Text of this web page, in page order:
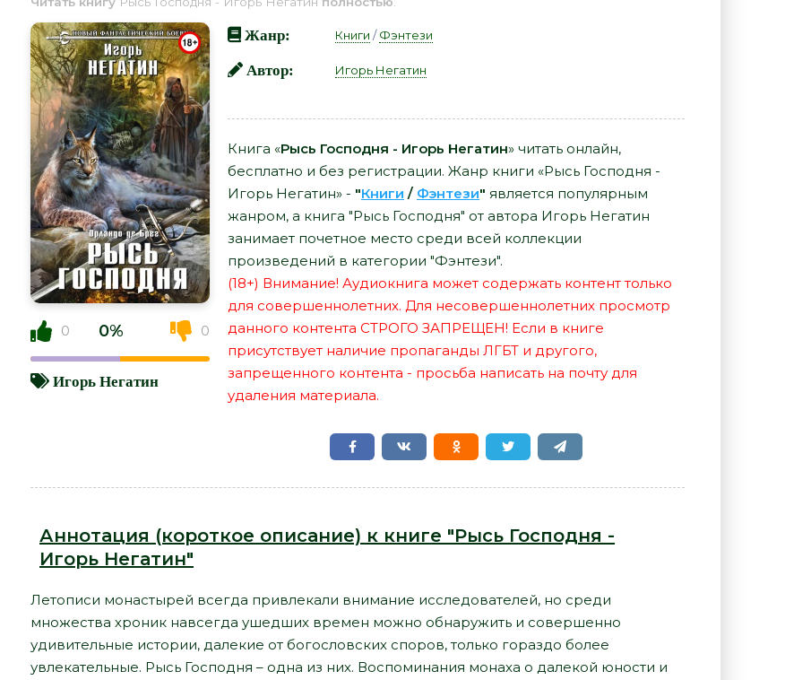
0 0% 0
Игорь Негатин
Жанр: Книги /Фэнтези
Автор: Игорь Негатин
Книга «Рысь Господня - Игорь Негатин» читать онлайн,
бесплатно и без регистрации. Жанр книги «Рысь Господня -
Игорь Негатин» - "Книги / Фэнтези" является популярным
жанром, а книга "Рысь Господня" от автора Игорь Негатин
занимает почетное место среди всей коллекции
произведений в категории "Фэнтези".
(18+) Внимание! Аудиокнига может содержать контент только
для совершеннолетних. Для несовершеннолетних просмотр
данного контента СТРОГО ЗАПРЕЩЕН! Если в книге
присутствует наличие пропаганды ЛГБТ и другого,
запрещенного контента - просьба написать на почту для
удаления материала.
Аннотация (короткое описание) к книге "Рысь Господня -
Игорь Негатин"
Летописи монастырей всегда привлекали внимание исследователей, но среди
множества хроник навсегда ушедших времен можно обнаружить и совершенно
удивительные истории, далекие от богословских споров, только гораздо более
увлекательные. Рысь Господня – одна из них. Воспоминания монаха о далекой юности и